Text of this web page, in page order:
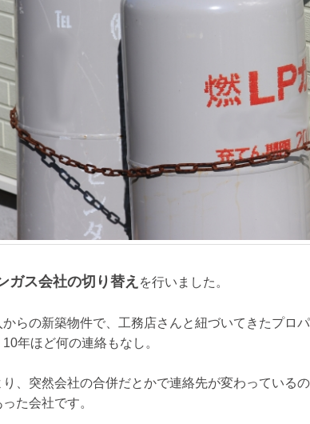
ガス会社の切り替え を行いました。
からの新築物件で、工務店さんと紐づいてきたプロ
年ほど何の連絡もなし。
り、突然会社の合併だとかで連絡先が変わっている
た会社です。